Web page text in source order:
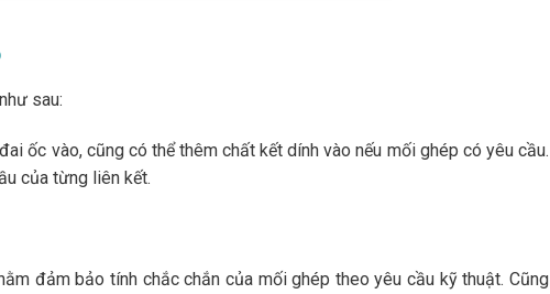
sau:
ốc vào, cũng có thể thêm chất kết dính vào nếu mối ghép có yêu cầu.
của từng liên kết.
đảm bảo tính chắc chắn của mối ghép theo yêu cầu kỹ thuật. Cũng